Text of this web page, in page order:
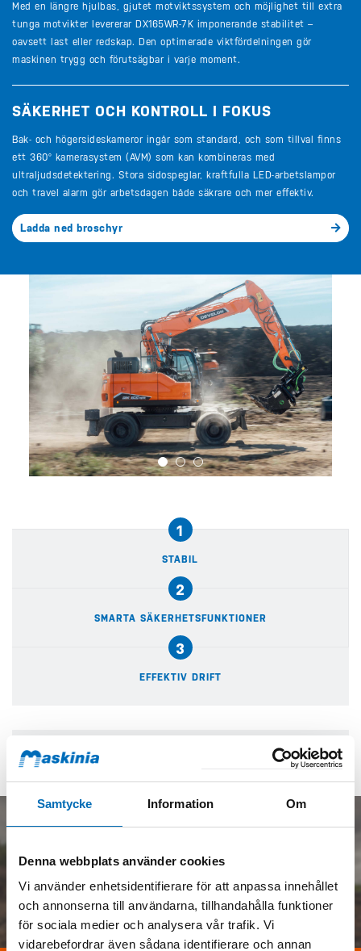
Samtycke Information Om
Denna webbplats använder cookies
Vi använder enhetsidentifierare för att anpassa innehållet
och annonserna till användarna, tillhandahålla funktioner
för sociala medier och analysera vår trafik. Vi
vidarebefordrar även sådana identifierare och annan
Med en längre hjulbas, gjutet motviktssystem och möjlighet till extra
tunga motvikter levererar DX165WR-7K imponerande stabilitet –
oavsett last eller redskap. Den optimerade viktfördelningen gör
maskinen trygg och förutsägbar i varje moment.
SÄKERHET OCH KONTROLL I FOKUS
Bak- och högersideskameror ingår som standard, och som tillval finns
ett 360° kamerasystem (AVM) som kan kombineras med
ultraljudsdetektering. Stora sidospeglar, kraftfulla LED-arbetslampor
och travel alarm gör arbetsdagen både säkrare och mer effektiv.
Ladda ned broschyr
1
STABIL
2
SMARTA SÄKERHETSFUNKTIONER
3
EFFEKTIV DRIFT
DEMONSTRATIONSFILM